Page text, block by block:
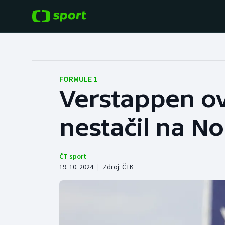
Hokej
Tenis
Cyklistika
Baseball a softbal
Basketbal
Boby a skeleton
FORMULE 1
Verstappen
nestačil na
ČT sport
19. 10. 2024 | Zdroj: ČTK